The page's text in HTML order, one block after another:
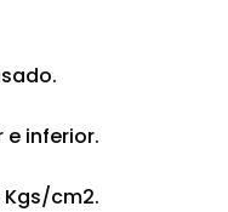
e inferior.
Kgs/cm2.